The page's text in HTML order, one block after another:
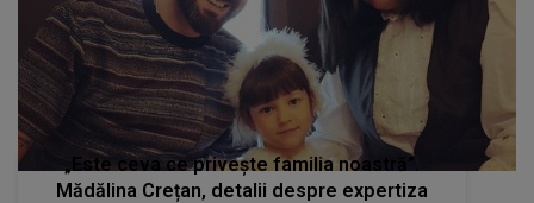
„Este ceva ce privește familia noastră”.
Mădălina Crețan, detalii despre expertiza